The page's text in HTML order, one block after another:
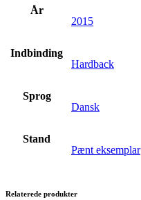
År
2015
Indbinding
Hardback
Sprog
Dansk
Stand
Pænt eksemplar
Relaterede produkter